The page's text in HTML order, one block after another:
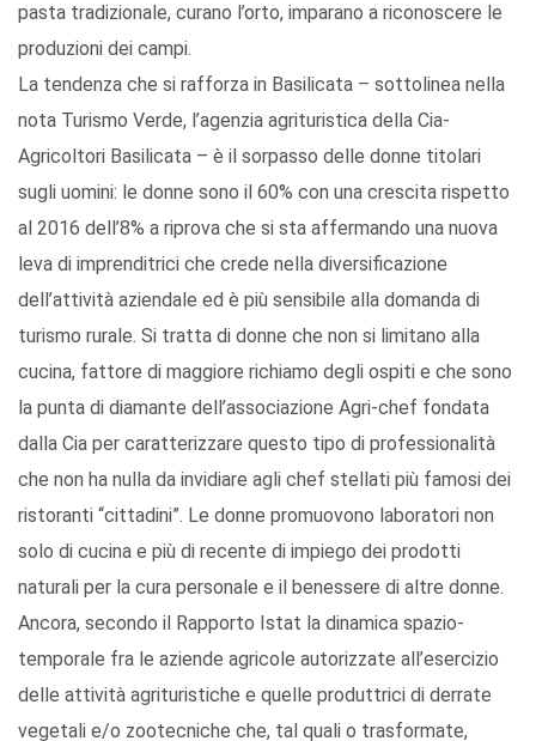
pasta tradizionale, curano l’orto, imparano a riconoscere le
produzioni dei campi.
La tendenza che si rafforza in Basilicata – sottolinea nella
nota Turismo Verde, l’agenzia agrituristica della Cia-
Agricoltori Basilicata – è il sorpasso delle donne titolari
sugli uomini: le donne sono il 60% con una crescita rispetto
al 2016 dell’8% a riprova che si sta affermando una nuova
leva di imprenditrici che crede nella diversificazione
dell’attività aziendale ed è più sensibile alla domanda di
turismo rurale. Si tratta di donne che non si limitano alla
cucina, fattore di maggiore richiamo degli ospiti e che sono
la punta di diamante dell’associazione Agri-chef fondata
dalla Cia per caratterizzare questo tipo di professionalità
che non ha nulla da invidiare agli chef stellati più famosi dei
ristoranti “cittadini”. Le donne promuovono laboratori non
solo di cucina e più di recente di impiego dei prodotti
naturali per la cura personale e il benessere di altre donne.
Ancora, secondo il Rapporto Istat la dinamica spazio-
temporale fra le aziende agricole autorizzate all’esercizio
delle attività agrituristiche e quelle produttrici di derrate
vegetali e/o zootecniche che, tal quali o trasformate,